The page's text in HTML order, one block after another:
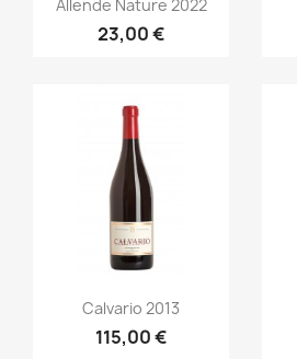
Allende Nature 2022
23,00 €
Aperçu rapide
Calvario 2013
115,00 €